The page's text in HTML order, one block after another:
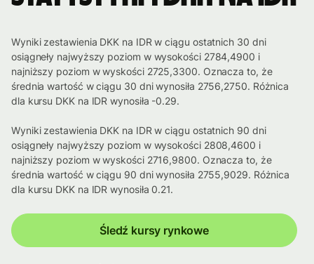
Wyniki zestawienia DKK na IDR w ciągu ostatnich 30 dni
osiągneły najwyższy poziom w wysokości 2784,4900 i
najniższy poziom w wyskości 2725,3300. Oznacza to, że
średnia wartość w ciągu 30 dni wynosiła 2756,2750. Różnica
dla kursu DKK na IDR wynosiła -0.29.
Wyniki zestawienia DKK na IDR w ciągu ostatnich 90 dni
osiągneły najwyższy poziom w wysokości 2808,4600 i
najniższy poziom w wyskości 2716,9800. Oznacza to, że
średnia wartość w ciągu 90 dni wynosiła 2755,9029. Różnica
dla kursu DKK na IDR wynosiła 0.21.
Śledź kursy rynkowe